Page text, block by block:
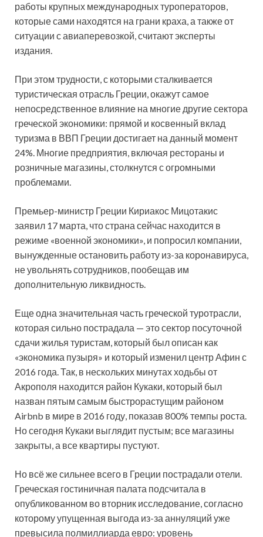
работы крупных международных туроператоров,
которые сами находятся на грани краха, а также от
ситуации с авиаперевозкой, считают эксперты
издания.
При этом трудности, с которыми сталкивается
туристическая отрасль Греции, окажут самое
непосредственное влияние на многие другие сектора
греческой экономики: прямой и косвенный вклад
туризма в ВВП Греции достигает на данный момент
24%. Многие предприятия, включая рестораны и
розничные магазины, столкнутся с огромными
проблемами.
Премьер-министр Греции Кириакос Мицотакис
заявил 17 марта, что страна сейчас находится в
режиме «военной экономики», и попросил компании,
вынужденные остановить работу из-за коронавируса,
не увольнять сотрудников, пообещав им
дополнительную ликвидность.
Еще одна значительная часть греческой туротрасли,
которая сильно пострадала — это сектор посуточной
сдачи жилья туристам, который был описан как
«экономика пузыря» и который изменил центр Афин с
2016 года. Так, в нескольких минутах ходьбы от
Акрополя находится район Кукаки, который был
назван пятым самым быстрорастущим районом
Airbnb в мире в 2016 году, показав 800% темпы роста.
Но сегодня Кукаки выглядит пустым; все магазины
закрыты, а все квартиры пустуют.
Но всё же сильнее всего в Греции пострадали отели.
Греческая гостиничная палата подсчитала в
опубликованном во вторник исследование, согласно
которому упущенная выгода из-за аннуляций уже
превысила полмиллиарда евро: уровень